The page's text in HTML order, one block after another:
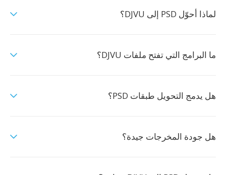
لماذا أحوّل PSD إلى DJVU؟
ما البرامج التي تفتح ملفات DJVU؟
هل يدمج التحويل طبقات PSD؟
هل جودة المخرجات جيدة؟